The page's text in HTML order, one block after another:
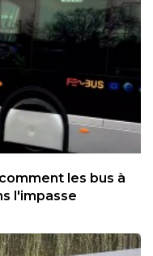
les bus à
l'impasse